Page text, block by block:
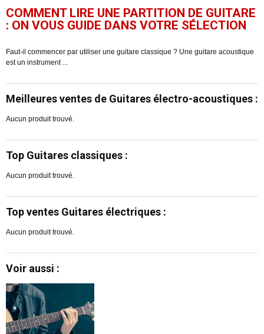
COMMENT LIRE UNE PARTITION DE GUITARE
: ON VOUS GUIDE DANS VOTRE SÉLECTION
Faut-il commencer par utiliser une guitare classique ? Une guitare acoustique
est un instrument ...
Meilleures ventes de Guitares électro-acoustiques :
Aucun produit trouvé.
Top Guitares classiques :
Aucun produit trouvé.
Top ventes Guitares électriques :
Aucun produit trouvé.
Voir aussi :